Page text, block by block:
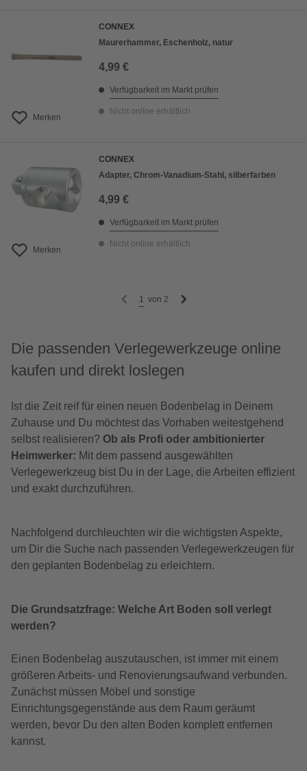
Merken
CONNEX
Maurerhammer, Eschenholz, natur
4,99 €
Verfügbarkeit im Markt prüfen
Nicht online erhältlich
Merken
CONNEX
Adapter, Chrom-Vanadium-Stahl, silberfarben
4,99 €
Verfügbarkeit im Markt prüfen
Nicht online erhältlich
1 von 2
Die passenden Verlegewerkzeuge online
kaufen und direkt loslegen
Ist die Zeit reif für einen neuen Bodenbelag in Deinem
Zuhause und Du möchtest das Vorhaben weitestgehend
selbst realisieren? Ob als Profi oder ambitionierter
Heimwerker: Mit dem passend ausgewählten
Verlegewerkzeug bist Du in der Lage, die Arbeiten effizient
und exakt durchzuführen.
Nachfolgend durchleuchten wir die wichtigsten Aspekte,
um Dir die Suche nach passenden Verlegewerkzeugen für
den geplanten Bodenbelag zu erleichtern.
Die Grundsatzfrage: Welche Art Boden soll verlegt
werden?
Einen Bodenbelag auszutauschen, ist immer mit einem
größeren Arbeits- und Renovierungsaufwand verbunden.
Zunächst müssen Möbel und sonstige
Einrichtungsgegenstände aus dem Raum geräumt
werden, bevor Du den alten Boden komplett entfernen
kannst.